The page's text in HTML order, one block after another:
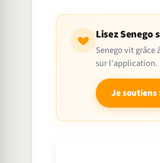
Lisez Senego
Senego vit grâce
sur l'application.
Je soutiens